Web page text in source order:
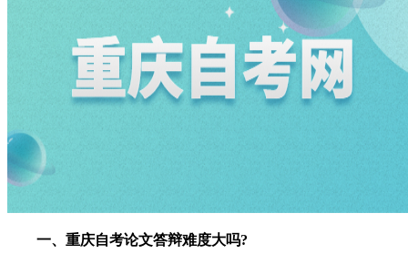
一、重庆自考论文答辩难度大吗?